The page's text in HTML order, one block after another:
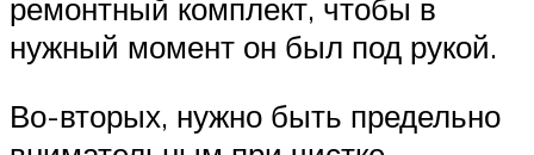
ремонтный комплект, чтобы в
нужный момент он был под рукой.
Во-вторых, нужно быть предельно